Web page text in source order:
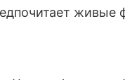
живые